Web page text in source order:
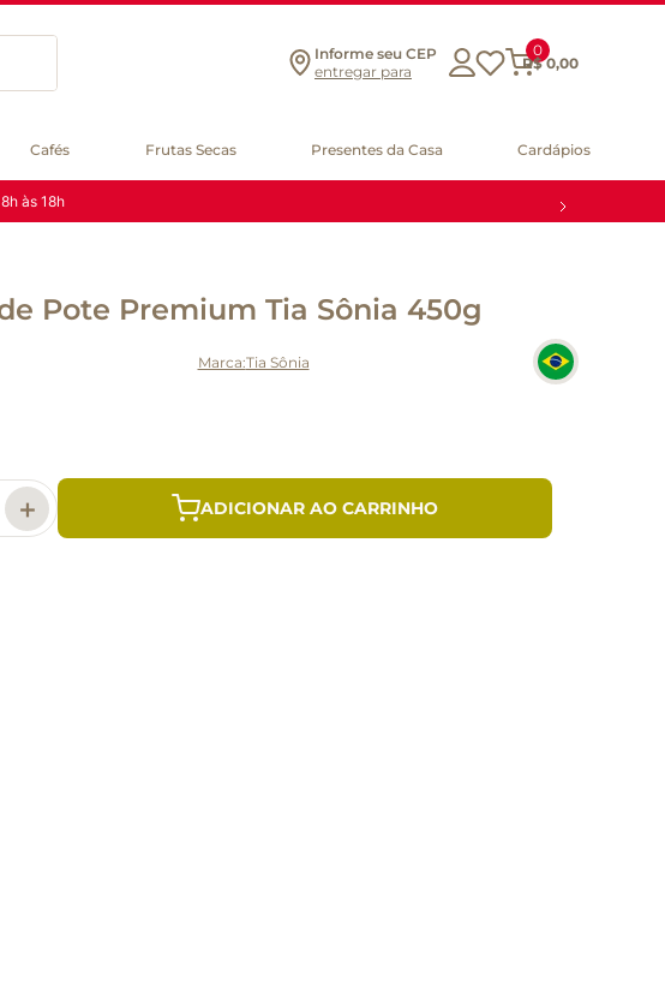
Informe seu CEP
entregar para
0
R$ 0,00
Cafés Frutas Secas Presentes da Casa Cardápios
às 18h
Pote Premium Tia Sônia 450g
Tia Sônia
＋ ADICIONAR AO CARRINHO